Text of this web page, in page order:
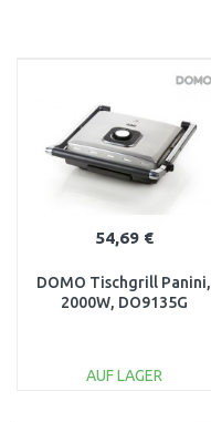
54,69 €
DOMO Tischgrill Panini,
2000W, DO9135G
AUF LAGER